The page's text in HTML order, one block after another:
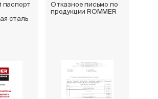
паспорт
сталь
Отказное письмо по
продукции ROMMER